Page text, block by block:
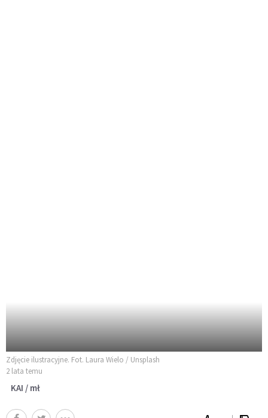
Zdjęcie ilustracyjne. Fot. Laura Wielo / Unsplash
2 lata temu
KAI / mł